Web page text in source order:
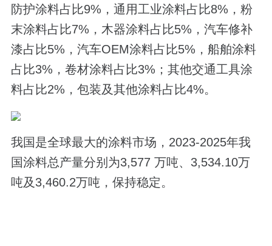
防护涂料占比9%，通用工业涂料占比8%，粉
末涂料占比7%，木器涂料占比5%，汽车修补
漆占比5%，汽车OEM涂料占比5%，船舶涂料
占比3%，卷材涂料占比3%；其他交通工具涂
料占比2%，包装及其他涂料占比4%。
我国是全球最大的涂料市场，2023-2025年我
国涂料总产量分别为3,577 万吨、3,534.10万
吨及3,460.2万吨，保持稳定。